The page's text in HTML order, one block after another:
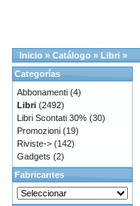
Inicio » Catálogo » Libri »
Categorías
Abbonamenti (4)
Libri (2492)
Libri Scontati 30% (30)
Promozioni (19)
Riviste-> (142)
Gadgets (2)
Fabricantes